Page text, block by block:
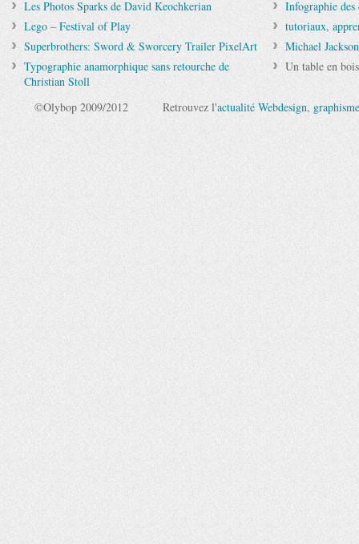
Les Photos Sparks de David Keochkerian
Lego – Festival of Play
Superbrothers: Sword & Sworcery Trailer PixelArt
Typographie anamorphique sans retourche de
Christian Stoll
Infographie
tutoriaux,
Michael
Un table en
©Olybop 2009/2012 Retrouvez l'actualité Webdesign, graphisme